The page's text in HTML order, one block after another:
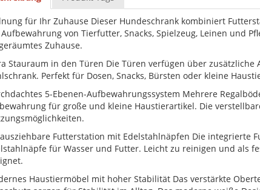
für Ihr Zuhause Dieser Hundeschrank kombiniert
von Tierfutter, Snacks, Spielzeug, Leinen und
Zuhause.
Stauraum in den Türen Die Türen verfügen über zusätzliche
Perfekt für Dosen, Snacks, Bürsten oder kleine
5-Ebenen-Aufbewahrungssystem Mehrere
für große und kleine Haustierartikel. Die
Futterstation mit Edelstahlnäpfen Die integrierte
für Wasser und Futter. Leicht zu reinigen und als
Haustiermöbel mit hoher Stabilität Das verstärkte